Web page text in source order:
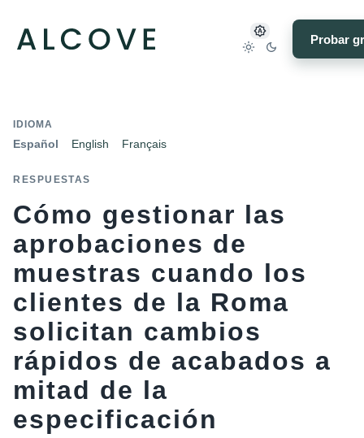
Probar
IDIOMA
Español English Français
RESPUESTAS
Cómo gestionar las
aprobaciones de
muestras cuando los
clientes de la Roma
solicitan cambios
rápidos de acabados a
mitad de la
especificación